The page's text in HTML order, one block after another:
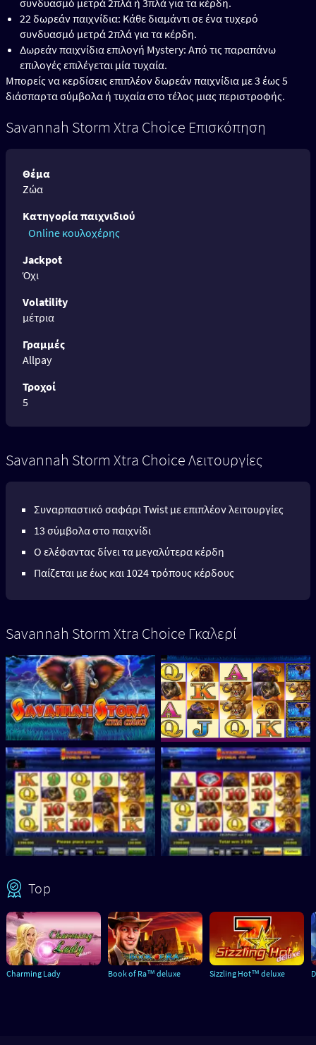
συνδυασμό μετρά 2πλά ή 3πλά για τα κέρδη.
22 δωρεάν παιχνίδια: Κάθε διαμάντι σε ένα τυχερό
συνδυασμό μετρά 2πλά για τα κέρδη.
Δωρεάν παιχνίδια επιλογή Mystery: Από τις παραπάνω
επιλογές επιλέγεται μία τυχαία.
Μπορείς να κερδίσεις επιπλέον δωρεάν παιχνίδια με 3 έως 5
διάσπαρτα σύμβολα ή τυχαία στο τέλος μιας περιστροφής.
Savannah Storm Xtra Choice Επισκόπηση
Θέμα
Ζώα
Κατηγορία παιχνιδιού
Online κουλοχέρης
Jackpot
Όχι
Volatility
μέτρια
Γραμμές
Allpay
Τροχοί
5
Savannah Storm Xtra Choice Λειτουργίες
Συναρπαστικό σαφάρι Twist με επιπλέον λειτουργίες
13 σύμβολα στο παιχνίδι
Ο ελέφαντας δίνει τα μεγαλύτερα κέρδη
Παίζεται με έως και 1024 τρόπους κέρδους
Savannah Storm Xtra Choice Γκαλερί
Top
Charming Lady Book of Ra™ deluxe Sizzling Hot™ deluxe